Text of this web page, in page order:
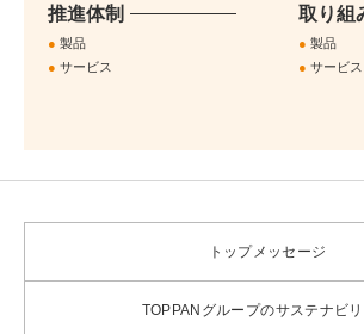
推進体制
● 製品
● サービス
取り組
● 製品
● サービス
トップメッセージ
TOPPANグループのサステナビ